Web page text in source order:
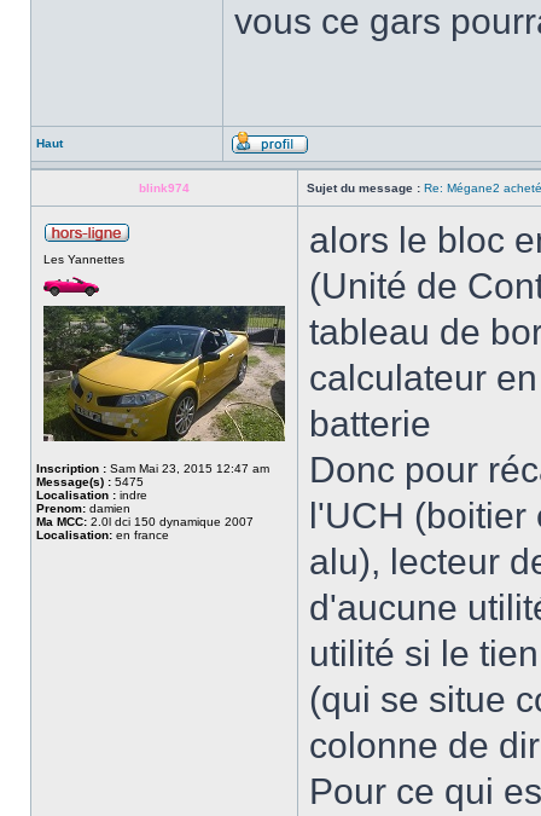
vous ce gars
Haut
blink974 Sujet du message : Re: Mégane2
Les Yannettes
Inscription : Sam Mai 23, 2015 12:47 am
Message(s) : 5475
Localisation : indre
Prenom: damien
Ma MCC: 2.0l dci 150 dynamique 2007
Localisation: en france
alors le bloc
(Unité de
tableau de
calculateur
batterie
Donc pour
l'UCH (boitier
alu), lecteur
d'aucune
utilité si le
(qui se situe
colonne de
Pour ce qui